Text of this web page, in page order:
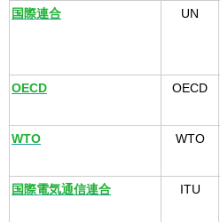
国際連合 UN
OECD OECD
WTO WTO
国際電気通信連合 ITU